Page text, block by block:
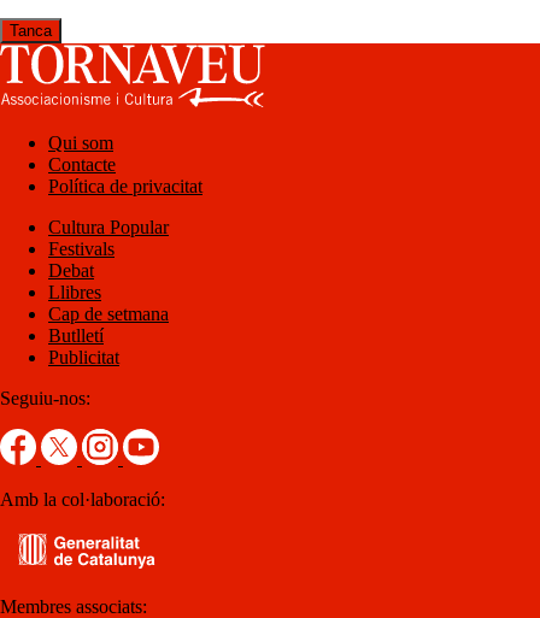
Tanca
Qui som
Contacte
Política de privacitat
Cultura Popular
Festivals
Debat
Llibres
Cap de setmana
Butlletí
Publicitat
Seguiu-nos:
Amb la col·laboració:
Membres associats: